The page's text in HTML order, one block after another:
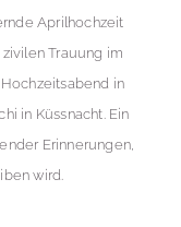
Aprilhochzeit
Trauung im
in
in Küssnacht. Ein
Erinnerungen,
wird.